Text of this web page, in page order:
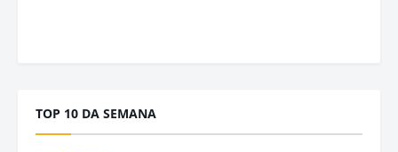
TOP 10 DA SEMANA